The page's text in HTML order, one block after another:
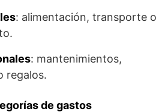
: alimentación, transporte o
: mantenimientos,
regalos.
de gastos